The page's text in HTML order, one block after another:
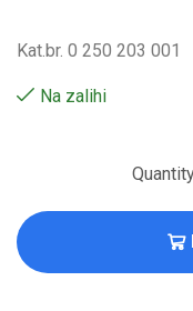
Kat.br. 0 250 203 001
Na zalihi